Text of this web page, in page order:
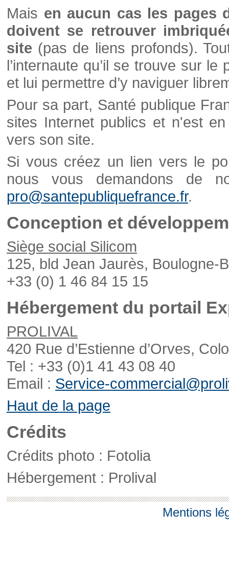
Mais en aucun cas les pages
doivent se retrouver
site (pas de liens profonds).
l’internaute qu’il se trouve sur
et lui permettre d’y naviguer
Pour sa part, Santé publique
sites Internet publics et n'est
vers son site.
Si vous créez un lien vers le
nous vous demandons de
pro@santepubliquefrance.fr.
Conception et
Siège social Silicom
125, bld Jean Jaurès, Boulogne-
+33 (0) 1 46 84 15 15
Hébergement du portail
PROLIVAL
420 Rue d’Estienne d’Orves,
Tel : +33 (0)1 41 43 08 40
Email : Service-
Haut de la page
Crédits
Crédits photo : Fotolia
Hébergement : Prolival
Mentions